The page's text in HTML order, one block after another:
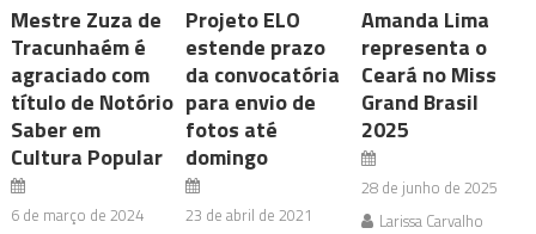
Mestre Zuza de
Tracunhaém é
agraciado com
título de Notório
Saber em
Cultura Popular
6 de março de 2024
Projeto ELO
estende prazo
da convocatória
para envio de
fotos até
domingo
23 de abril de 2021
Amanda Lima
representa o
Ceará no Miss
Grand Brasil
2025
28 de junho de 2025
Larissa Carvalho